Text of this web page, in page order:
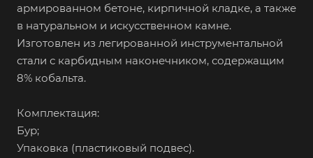
армированном бетоне, кирпичной кладке, а также
в натуральном и искусственном камне.
Изготовлен из легированной инструментальной
стали с карбидным наконечником, содержащим
8% кобальта.
Комплектация:
Бур;
Упаковка (пластиковый подвес).